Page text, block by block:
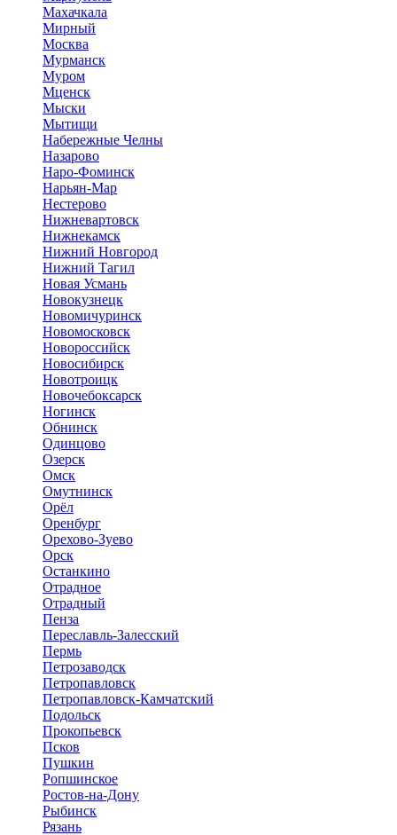
Махачкала
Мирный
Москва
Мурманск
Муром
Мценск
Мыски
Мытищи
Набережные Челны
Назарово
Наро-Фоминск
Нарьян-Мар
Нестерово
Нижневартовск
Нижнекамск
Нижний Новгород
Нижний Тагил
Новая Усмань
Новокузнецк
Новомичуринск
Новомосковск
Новороссийск
Новосибирск
Новотроицк
Новочебоксарск
Ногинск
Обнинск
Одинцово
Озерск
Омск
Омутнинск
Орёл
Оренбург
Орехово-Зуево
Орск
Останкино
Отрадное
Отрадный
Пенза
Переславль-Залесский
Пермь
Петрозаводск
Петропавловск
Петропавловск-Камчатский
Подольск
Прокопьевск
Псков
Пушкин
Ропшинское
Ростов-на-Дону
Рыбинск
Рязань